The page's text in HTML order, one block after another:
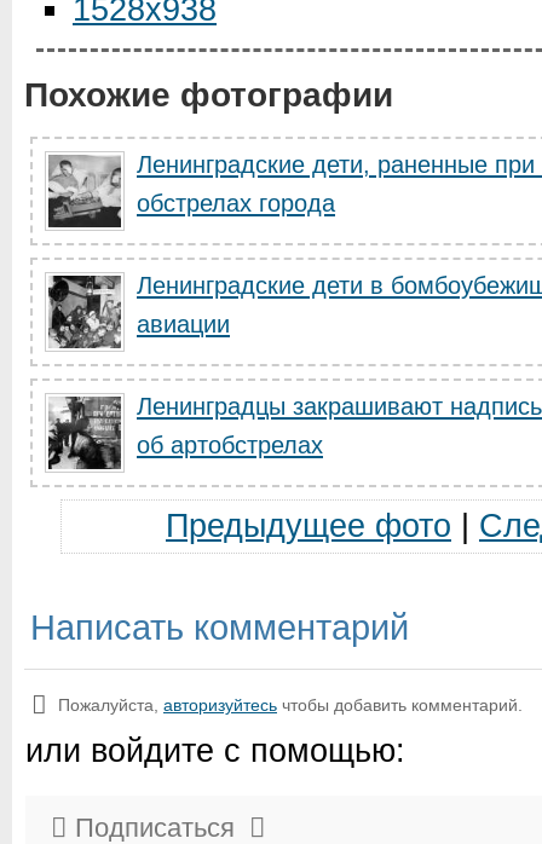
1528x938
Похожие фотографии
Ленинградские дети, раненные при
обстрелах города
Ленинградские дети в
авиации
Ленинградцы закрашивают
об артобстрелах
Предыдущее фото
Написать комментарий
Пожалуйста, авторизуйтесь чтобы добавить комментарий.
или войдите с помощью:
Подписаться